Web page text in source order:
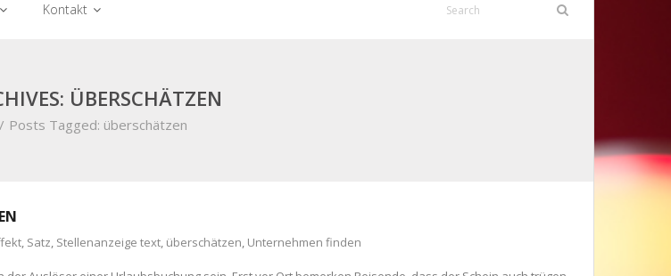
Kontakt
ÜBERSCHÄTZEN
/ Posts Tagged: überschätzen
, Satz, Stellenanzeige text, überschätzen, Unternehmen finden